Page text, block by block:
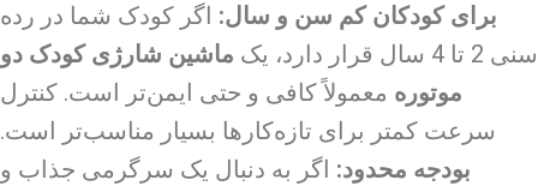
برای کودکان کم سن و سال: اگر کودک شما در رده
سنی 2 تا 4 سال قرار دارد، یک
ماشین شارژی کودک دو
موتوره معمولاً کافی و حتی ایمن‌تر است. کنترل
سرعت کمتر برای تازه‌کارها بسیار مناسب‌تر است.
بودجه محدود: اگر به دنبال یک سرگرمی جذاب و